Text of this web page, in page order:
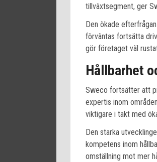
tillväxtsegment, ger
Den ökade
förväntas fortsätta
gör företaget väl
Hållbarhet
Sweco fortsätter att
expertis inom
viktigare i takt med
Den starka
kompetens inom
omställning mot mer